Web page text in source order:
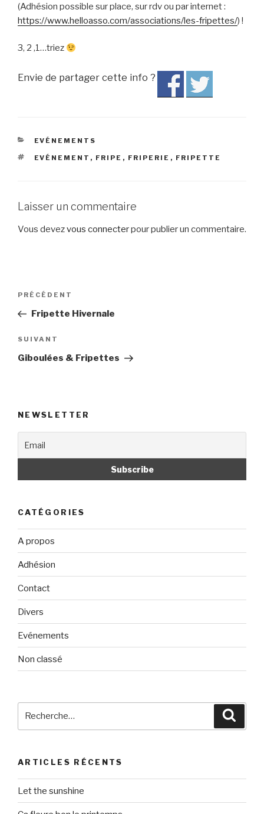
(Adhésion possible sur place, sur rdv ou par internet :
https://www.helloasso.com/associations/les-fripettes/) !
3, 2 ,1…triez
Envie de partager cette info ?
CATÉGORIES
EVÉNEMENTS
ÉTIQUETTES
EVÉNEMENT , FRIPE , FRIPERIE , FRIPETTE
Laisser un commentaire
Vous devezvous connecterpour publier un commentaire.
Navigation
l’article
Article
précédent
PRÉCÉDENT
Fripette Hivernale
Article
suivant
SUIVANT
Giboulées & Fripettes
NEWSLETTER
CATÉGORIES
A propos
Adhésion
Contact
Divers
Evénements
Non classé
ARTICLES RÉCENTS
Let the sunshine